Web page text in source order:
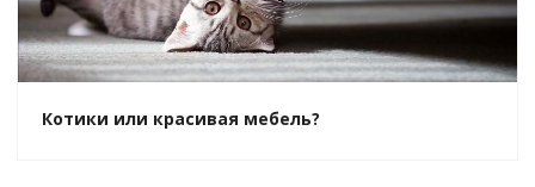
Котики или красивая мебель?